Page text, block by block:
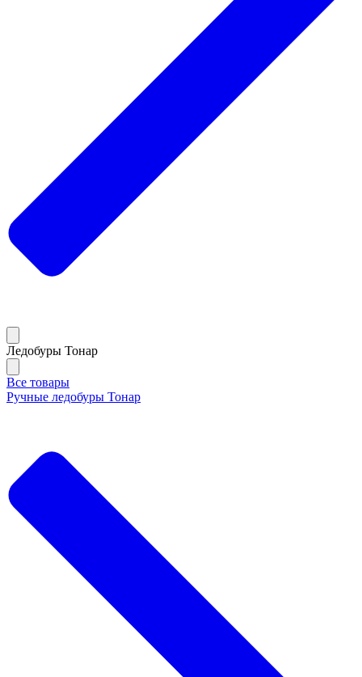
Ледобуры Тонар
Все товары
Ручные ледобуры Тонар